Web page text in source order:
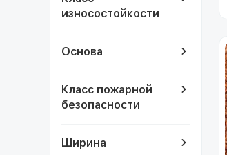
износостойкости
Основа
Класс пожарной
безопасности
Ширина